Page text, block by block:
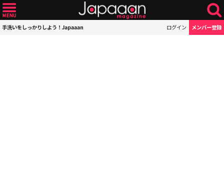
手洗いをしっかりしよう！Japaaan ログイン メンバー登録